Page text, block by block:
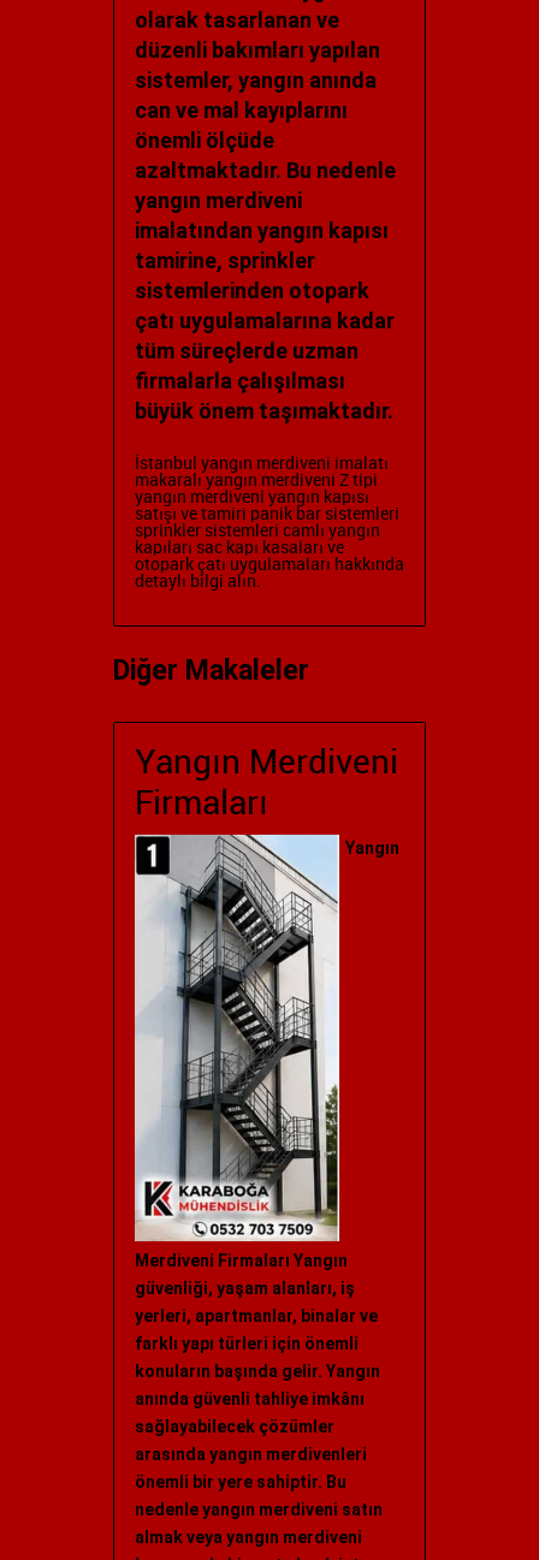
olarak tasarlanan ve
düzenli bakımları yapılan
sistemler, yangın anında
can ve mal kayıplarını
önemli ölçüde
azaltmaktadır. Bu nedenle
yangın merdiveni
imalatından yangın kapısı
tamirine, sprinkler
sistemlerinden otopark
çatı uygulamalarına kadar
tüm süreçlerde uzman
firmalarla çalışılması
büyük önem taşımaktadır.
İstanbul yangın merdiveni imalatı
makaralı yangın merdiveni Z tipi
yangın merdiveni yangın kapısı
satışı ve tamiri panik bar sistemleri
sprinkler sistemleri camlı yangın
kapıları sac kapı kasaları ve
otopark çatı uygulamaları hakkında
detaylı bilgi alın.
Diğer Makaleler
Yangın Merdiveni
Firmaları
Yangın
Merdiveni Firmaları Yangın
güvenliği, yaşam alanları, iş
yerleri, apartmanlar, binalar ve
farklı yapı türleri için önemli
konuların başında gelir. Yangın
anında güvenli tahliye imkânı
sağlayabilecek çözümler
arasında yangın merdivenleri
önemli bir yere sahiptir. Bu
nedenle yangın merdiveni satın
almak veya yangın merdiveni